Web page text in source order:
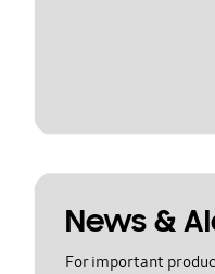
News &
For important